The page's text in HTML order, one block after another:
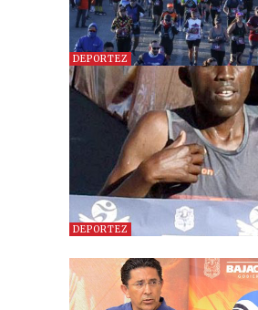
DEPORTEZ
DEPORTEZ